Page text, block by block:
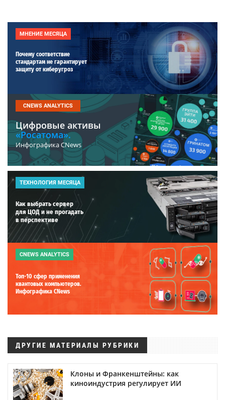
МНЕНИЕ МЕСЯЦА
Почему соответствие
стандартам не гарантирует
защиту от киберугроз
CNEWS ANALYTICS
Цифровые активы
«Росатома».
Инфографика CNews
ТЕХНОЛОГИЯ МЕСЯЦА
Как выбрать сервер
для ЦОД и не прогадать
в перспективе
CNEWS ANALYTICS
Топ-10 сфер применения
квантовых компьютеров.
Инфографика CNews
ДРУГИЕ МАТЕРИАЛЫ РУБРИКИ
Клоны и Франкенштейны: как
киноиндустрия регулирует ИИ